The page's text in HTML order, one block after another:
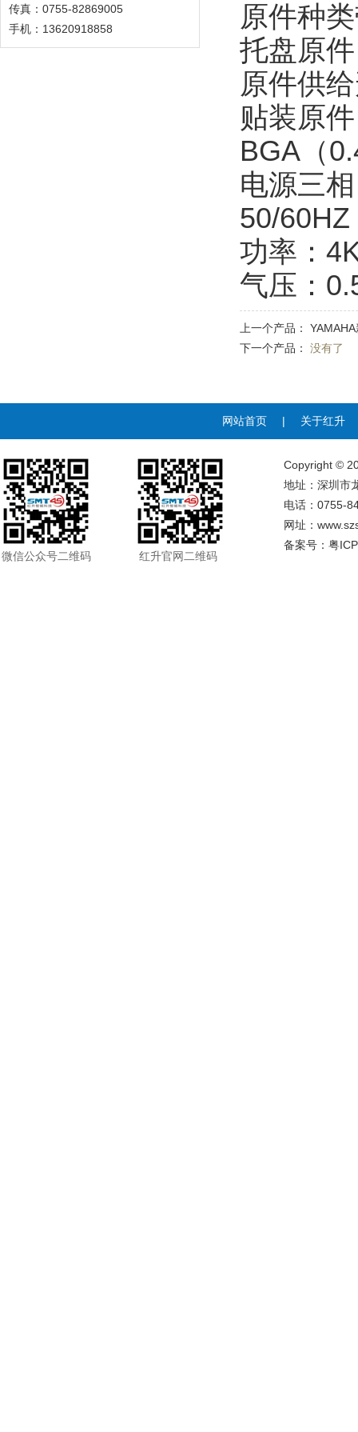
传真：0755-82869005
手机：13620918858
原件种
托盘原
原件供
贴装原
BGA（
电源三
50/60HZ
功率：
气压：
上一个产品：
下一个产品： 没有了
网站首页 | 关于红升
微信公众号二维码 红升官网二维码
Copyright ©
地址：深圳市
电话：0755-
网址：
备案号： 粤